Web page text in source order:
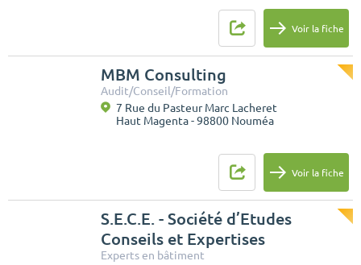
Voir la fiche
MBM Consulting
Audit/Conseil/Formation
7 Rue du Pasteur Marc Lacheret
Haut Magenta - 98800 Nouméa
Voir la fiche
S.E.C.E. - Société d’Etudes
Conseils et Expertises
Experts en bâtiment